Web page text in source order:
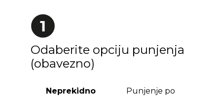
Odaberite opciju punjenja
(obavezno)
Neprekidno
Punjenje po